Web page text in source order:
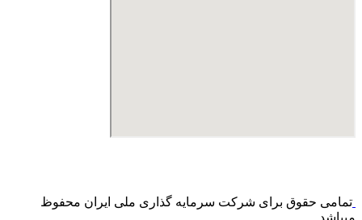
تمامی حقوق برای شرکت سرمایه گذاری ملی ایران محفوظ
میباشد